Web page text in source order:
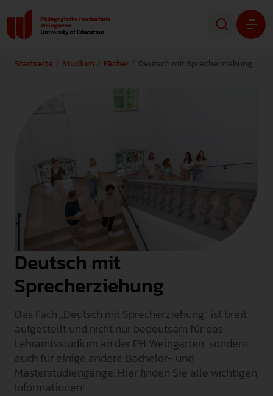
Forschung
Hochschule
STUDIENINTERESSIERTE
ALUMNI
INTERNATIONAL
PRESSE
GEBÄRDENSPRACHE
LEICHTE SPRACHE
Startseite Studium Fächer Deutsch mit Sprecherziehung
Deutsch mit
Sprecherziehung
Das Fach „Deutsch mit Sprecherziehung“ ist breit
aufgestellt und nicht nur bedeutsam für das
Lehramtsstudium an der PH Weingarten, sondern
auch für einige andere Bachelor- und
Masterstudiengänge. Hier finden Sie alle wichtigen
Informationen!